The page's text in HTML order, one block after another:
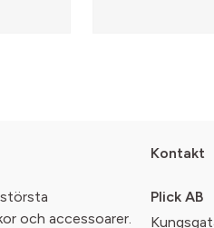
största
och accessoarer.
Kontakt
Plick AB